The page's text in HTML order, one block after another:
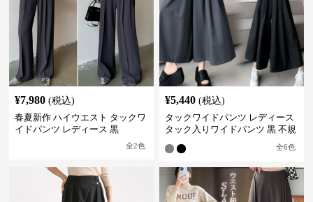
¥7,980 (税込)
春夏新作 ハイウエスト タックワ
イドパンツ レディース 黒
全2色
¥5,440 (税込)
タックワイドパンツ レディース
タック入りワイドパンツ 黒 不規
全6色